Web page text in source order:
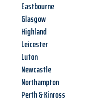
Eastbourne
Glasgow
Highland
Leicester
Luton
Newcastle
Northampton
Perth & Kinross